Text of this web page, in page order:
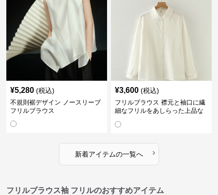
¥5,280 (税込)
不規則裾デザイン ノースリーブ
フリルブラウス
¥3,600 (税込)
フリルブラウス 襟元と袖口に繊
細なフリルをあしらった上品な
新着アイテムの一覧へ ›
フリルブラウス袖 フリルのおすすめアイテム